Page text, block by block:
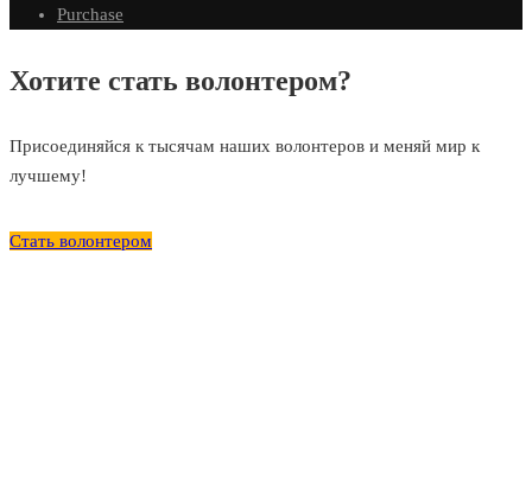
Purchase
Хотите стать волонтером?
Присоединяйся к тысячам наших волонтеров и меняй мир к
лучшему!
Стать волонтером